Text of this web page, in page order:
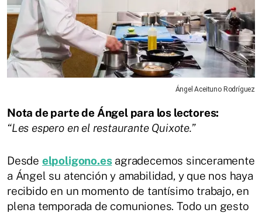
Ángel Aceituno Rodríguez
Nota de parte de Ángel para los lectores:
“Les espero en el restaurante Quixote.”
Desde elpoligono.esagradecemos sinceramente
a Ángel su atención y amabilidad, y que nos haya
recibido en un momento de tantísimo trabajo, en
plena temporada de comuniones. Todo un gesto